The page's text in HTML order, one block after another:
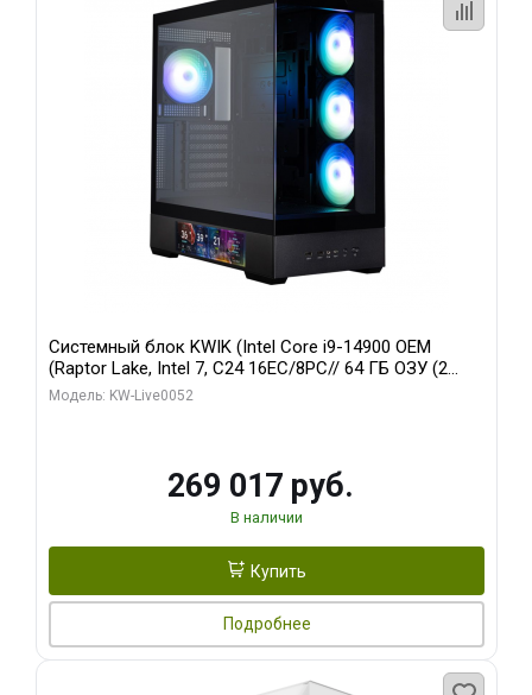
Системный блок KWIK (Intel Core i9-14900 OEM
(Raptor Lake, Intel 7, C24 16EC/8PC// 64 ГБ ОЗУ (2
модуля)/ Palit RTX5080 GAMINGPRO OC 16GB GDDR7
Модель: KW-Live0052
269 017 руб.
В наличии
Купить
Подробнее